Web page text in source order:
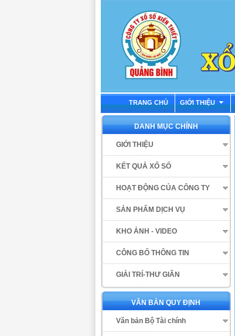
TRANG CHỦ GIỚI THIỆU
DANH MỤC CHÍNH
GIỚI THIỆU
KẾT QUẢ XỔ SỐ
HOẠT ĐỘNG CỦA CÔNG TY
SẢN PHẨM DỊCH VỤ
KHO ẢNH - VIDEO
CÔNG BỐ THÔNG TIN
GIẢI TRÍ-THƯ GIÃN
VĂN BẢN QUY ĐỊNH
Văn bản Bộ Tài chính